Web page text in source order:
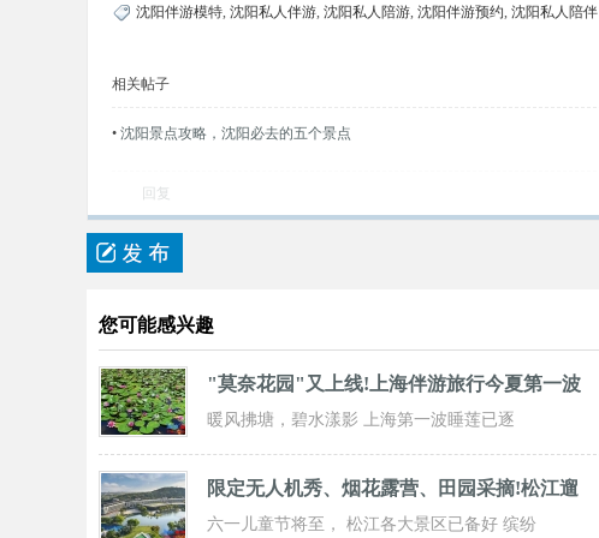
沈阳伴游模特, 沈阳私人伴游, 沈阳私人陪游, 沈阳伴游预约, 沈阳私人陪伴
相关帖子
• 沈阳景点攻略，沈阳必去的五个景点
回复
您可能感兴趣
"莫奈花园"又上线!上海伴游旅行今夏第一波
暖风拂塘，碧水漾影 上海第一波睡莲已逐
步“复苏” 粉白嫣红的花朵浮于水面 趁花期正
限定无人机秀、烟花露营、田园采摘!松江遛
六一儿童节将至， 松江各大景区已备好 缤纷